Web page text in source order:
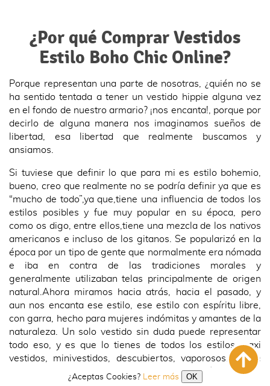
¿Por qué Comprar Vestidos
Estilo Boho Chic Online?
Porque representan una parte de nosotras, ¿quién no se
ha sentido tentada a tener un vestido hippie alguna vez
en el fondo de nuestro armario? ¡nos encanta!, porque por
decirlo de alguna manera nos imaginamos sueños de
libertad, esa libertad que realmente buscamos y
ansiamos.
Si tuviese que definir lo que para mi es estilo bohemio,
bueno, creo que realmente no se podría definir ya que es
“mucho de todo”,ya que,tiene una influencia de todos los
estilos posibles y fue muy popular en su época, pero
como os digo, entre ellos,tiene una mezcla de los nativos
americanos e incluso de los gitanos. Se popularizó en la
época por un tipo de gente que normalmente era nómada
e iba en contra de las tradiciones morales y
generalmente utilizaban telas principalmente de origen
natural.Ahora miramos hacia atrás, hacia el pasado, y
aun nos encanta ese estilo, ese estilo con espíritu libre,
con garra, hecho para mujeres indómitas y amantes de la
naturaleza. Un solo vestido sin duda puede representar
todo eso, y es que lo tienes de todos los estilos maxi
vestidos, minivestidos, descubiertos, vaporosos…¡y con
todo tipos de estampados!. En nuestra selección de tienda
¿Aceptas Cookies? Leer más OK